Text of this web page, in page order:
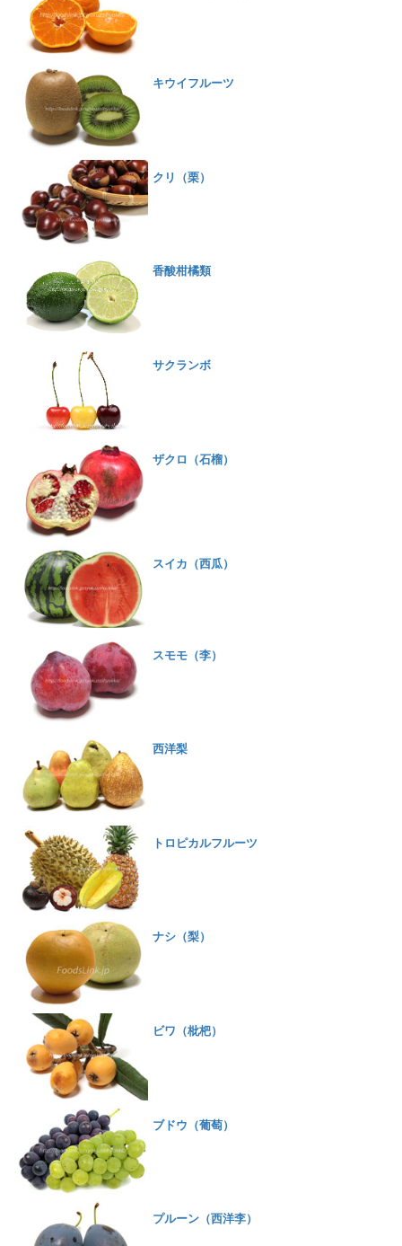
キウイフルーツ
クリ（栗）
香酸柑橘類
サクランボ
ザクロ（石榴）
スイカ（西瓜）
スモモ（李）
西洋梨
トロピカルフルーツ
ナシ（梨）
ビワ（枇杷）
ブドウ（葡萄）
プルーン（西洋李）